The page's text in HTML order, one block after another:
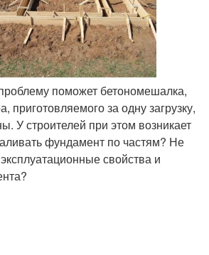
поможет бетономешалка,
приготовляемого за одну загрузку,
У строителей при этом возникает
фундамент по частям? Не
свойства и